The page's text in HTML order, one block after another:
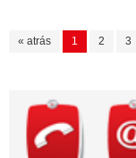
« atrás 1 2 3